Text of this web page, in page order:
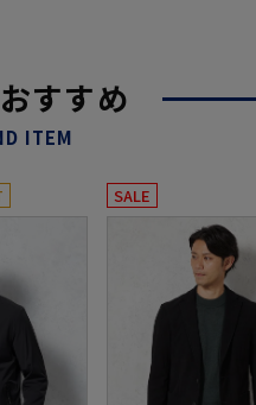
すすめ
ITEM
SALE